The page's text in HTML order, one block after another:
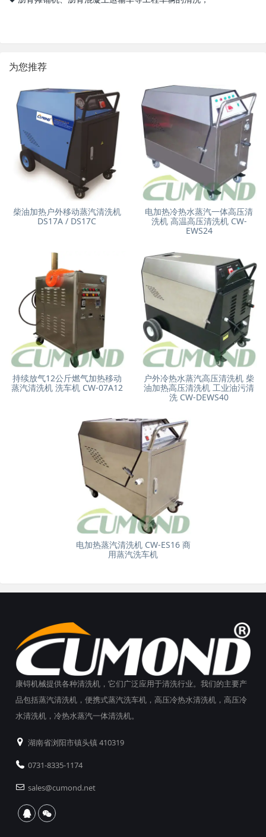
为您推荐
柴油加热户外移动蒸汽清洗机
DS17A / DS17C
电加热冷热水蒸汽一体高压清
洗机 高温高压清洗机 CW-
EWS24
持续放气12公斤燃气加热移动
蒸汽清洗机 洗车机 CW-07A12
户外冷热水蒸汽高压清洗机 柴
油加热高压清洗机 工业油污清
洗 CW-DEWS40
电加热蒸汽清洗机 CW-ES16 商
用蒸汽洗车机
康锝机械提供各种清洗机，它们广泛应用于清洗行业。我们的主要产
品包括蒸汽清洗机，便携式蒸汽洗车机，高压冷热水清洗机，高压冷
水清洗机，冷热水蒸汽一体清洗机。
湖南省浏阳市镇头镇 410319
0731-8335-1174
sales@cumond.net